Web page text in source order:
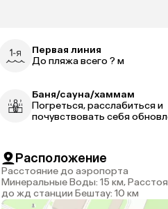
Первая линия
До пляжа всего ? м
Баня/сауна/хаммам
Погреться, расслабиться и
почувствовать себя
Расположение
Расстояние до аэропорта
Минеральные Воды: 15 км,
до жд станции Бештау: 10 км